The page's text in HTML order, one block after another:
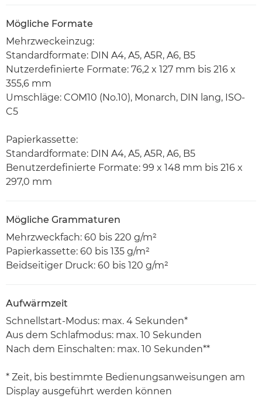
Mögliche Formate
Mehrzweckeinzug:
Standardformate: DIN A4, A5, A5R, A6, B5
Nutzerdefinierte Formate: 76,2 x 127 mm bis 216 x
355,6 mm
Umschläge: COM10 (No.10), Monarch, DIN lang, ISO-
C5
Papierkassette:
Standardformate: DIN A4, A5, A5R, A6, B5
Benutzerdefinierte Formate: 99 x 148 mm bis 216 x
297,0 mm
Mögliche Grammaturen
Mehrzweckfach: 60 bis 220 g/m²
Papierkassette: 60 bis 135 g/m²
Beidseitiger Druck: 60 bis 120 g/m²
Aufwärmzeit
Schnellstart-Modus: max. 4 Sekunden*
Aus dem Schlafmodus: max. 10 Sekunden
Nach dem Einschalten: max. 10 Sekunden**
* Zeit, bis bestimmte Bedienungsanweisungen am
Display ausgeführt werden können